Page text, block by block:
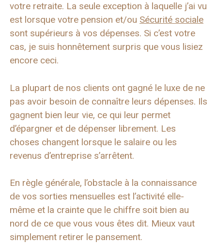
votre retraite. La seule exception à laquelle j’ai vu
est lorsque votre pension et/ou Sécurité sociale
sont supérieurs à vos dépenses. Si c’est votre
cas, je suis honnêtement surpris que vous lisiez
encore ceci.
La plupart de nos clients ont gagné le luxe de ne
pas avoir besoin de connaître leurs dépenses. Ils
gagnent bien leur vie, ce qui leur permet
d’épargner et de dépenser librement. Les
choses changent lorsque le salaire ou les
revenus d’entreprise s’arrêtent.
En règle générale, l’obstacle à la connaissance
de vos sorties mensuelles est l’activité elle-
même et la crainte que le chiffre soit bien au
nord de ce que vous vous êtes dit. Mieux vaut
simplement retirer le pansement.